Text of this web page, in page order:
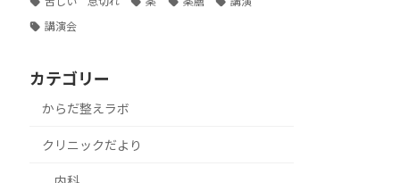
講演会
カテゴリー
からだ整えラボ
クリニックだより